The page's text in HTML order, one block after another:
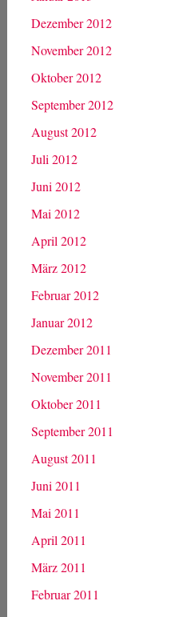
Dezember 2012
November 2012
Oktober 2012
September 2012
August 2012
Juli 2012
Juni 2012
Mai 2012
April 2012
März 2012
Februar 2012
Januar 2012
Dezember 2011
November 2011
Oktober 2011
September 2011
August 2011
Juni 2011
Mai 2011
April 2011
März 2011
Februar 2011